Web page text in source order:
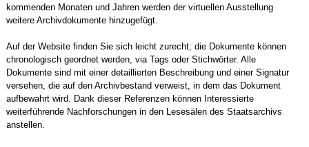
kommenden Monaten und Jahren werden der virtuellen Ausstellung
weitere Archivdokumente hinzugefügt.
Auf der Website finden Sie sich leicht zurecht; die Dokumente können
chronologisch geordnet werden, via Tags oder Stichwörter. Alle
Dokumente sind mit einer detaillierten Beschreibung und einer Signatur
versehen, die auf den Archivbestand verweist, in dem das Dokument
aufbewahrt wird. Dank dieser Referenzen können Interessierte
weiterführende Nachforschungen in den Lesesälen des Staatsarchivs
anstellen.